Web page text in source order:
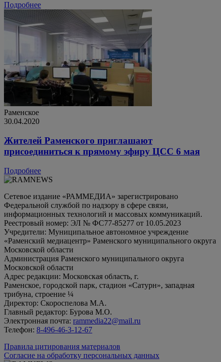
Подробнее
Раменское
30.04.2020
Жителей Раменского приглашают
присоединиться к прямому эфиру ЦСС 6 мая
Подробнее
Сетевое издание «РАММЕДИА» зарегистрировано
Федеральной службой по надзору в сфере связи,
информационных технологий и массовых коммуникаций.
Реестровый номер: ЭЛ № ФС77-85277 от 10.05.2023
Учредители: Муниципальное автономное учреждение
«Раменский медиацентр» Раменского муниципального округа
Московской области
Администрация Раменского муниципального округа
Московской области
Адрес редакции: Московская область, г.
Раменское, городской парк, стадион «Сатурн», западная
трибуна, строение ¼
Директор: Скороспелова М.А.
Главный редактор: Бурова М.О.
Электронная почта: rammedia22@mail.ru
Телефон: 8-496-46-3-12-67
Правила цитирования материалов
Согласие на обработку персональных данных